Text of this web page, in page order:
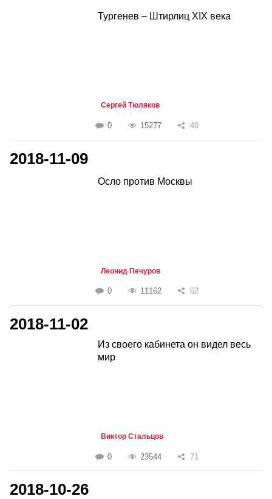
Тургенев – Штирлиц XIX века
Сергей Тюляков
0 15277 48
2018-11-09
Осло против Москвы
Леонид Печуров
0 11162 62
2018-11-02
Из своего кабинета он видел весь
мир
Виктор Стальцов
0 23544 71
2018-10-26